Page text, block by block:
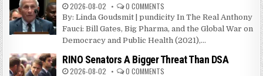
2026-08-02 0 COMMENTS
By: Linda Goudsmit | pundicity In The Real Anthony
Fauci: Bill Gates, Big Pharma, and the Global War on
Democracy and Public Health (2021),...
RINO Senators A Bigger Threat Than DSA
2026-08-02 0 COMMENTS